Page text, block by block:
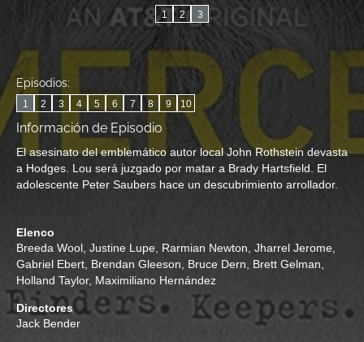
1 2 3
Episodios:
1 2 3 4 5 6 7 8 9 10
Información de Episodio
El asesinato del emblemático autor local John Rothstein devasta
a Hodges. Lou será juzgado por matar a Brady Hartsfield. El
adolescente Peter Saubers hace un descubrimiento arrollador.
Elenco
Breeda Wool Justine Lupe Rarmian Newton Jharrel Jerome
Gabriel Ebert Brendan Gleeson Bruce Dern Brett Gelman
Holland Taylor, Maximiliano Hernández
Directores
Jack Bender